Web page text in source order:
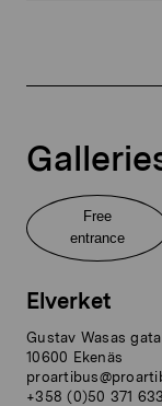
Free
entrance
Elverket
Gustav Wasas gata
10600 Ekenäs
+358 (0)50 371